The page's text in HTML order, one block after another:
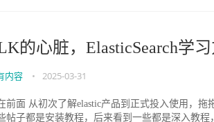
的心脏，ElasticSearch学
内容 • 2025-03-31
前面 从初次了解elastic产品到正式投入使用，拖
帖子都是安装教程，后来看到一些都是深入教